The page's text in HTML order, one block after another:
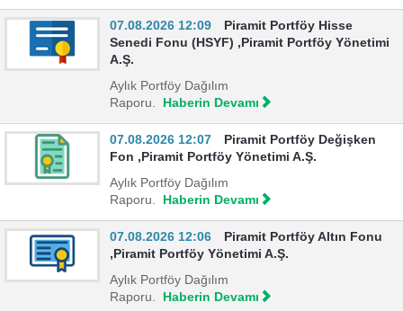
07.08.2026 12:09
Piramit Portföy Hisse
Senedi Fonu (HSYF) ,Piramit Portföy Yönetimi
A.Ş.
Aylık Portföy Dağılım
Raporu. Haberin Devamı
07.08.2026 12:07
Piramit Portföy Değişken
Fon ,Piramit Portföy Yönetimi A.Ş.
Aylık Portföy Dağılım
Raporu. Haberin Devamı
07.08.2026 12:06
Piramit Portföy Altın Fonu
,Piramit Portföy Yönetimi A.Ş.
Aylık Portföy Dağılım
Raporu. Haberin Devamı